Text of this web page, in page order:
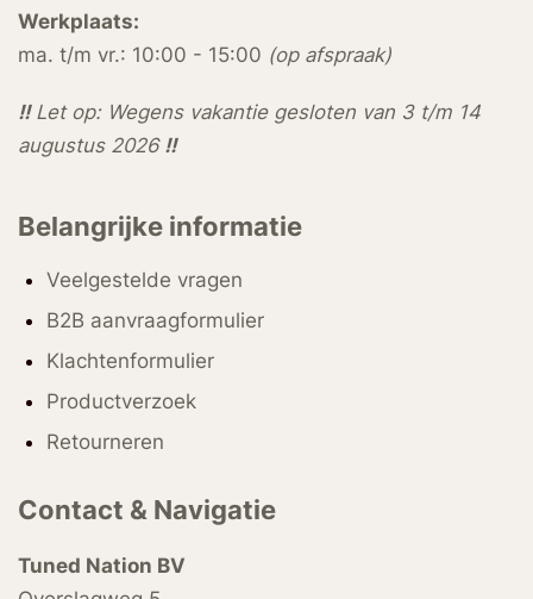
Werkplaats:
ma. t/m vr.: 10:00 - 15:00 (op afspraak)
!!Let op: Wegens vakantie gesloten van 3 t/m 14
augustus 2026 !!
Belangrijke informatie
Veelgestelde vragen
B2B aanvraagformulier
Klachtenformulier
Productverzoek
Retourneren
Contact & Navigatie
Tuned Nation BV